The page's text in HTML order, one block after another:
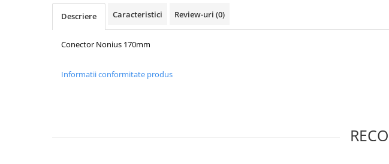
Gips Carton
Piese pentru CD si UA
Dibluri Gips Carton
Descriere Caracteristici Review-uri (0)
Conector Nonius 170mm
Informatii conformitate produs